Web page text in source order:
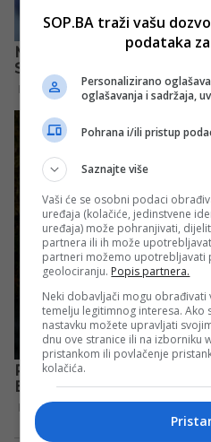
SOP.BA traži vašu
podataka
Personalizirano
oglašavanja i sadržaja,
Pohrana i/ili pristup
Saznajte više
Vaši će se osobni podaci
uređaja (kolačiće, jedinstvene
uređaja) može pohranjivati,
partnera ili ih može
partneri možemo upotrebljavati
geolociranju. Popis partnera.
Neki dobavljači mogu obrađivati
temelju legitimnog interesa. Ako
nastavku možete upravljati
dnu ove stranice ili na izborniku
pristankom ili povlačenje
kolačića.